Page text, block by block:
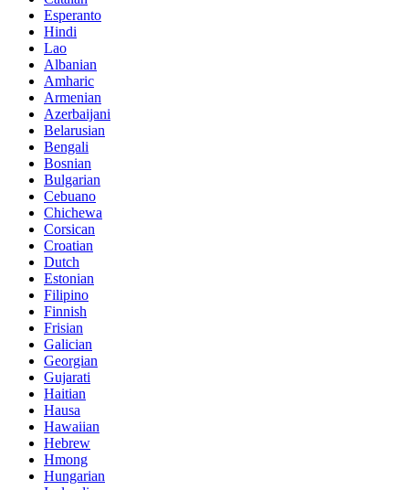
Esperanto
Hindi
Lao
Albanian
Amharic
Armenian
Azerbaijani
Belarusian
Bengali
Bosnian
Bulgarian
Cebuano
Chichewa
Corsican
Croatian
Dutch
Estonian
Filipino
Finnish
Frisian
Galician
Georgian
Gujarati
Haitian
Hausa
Hawaiian
Hebrew
Hmong
Hungarian